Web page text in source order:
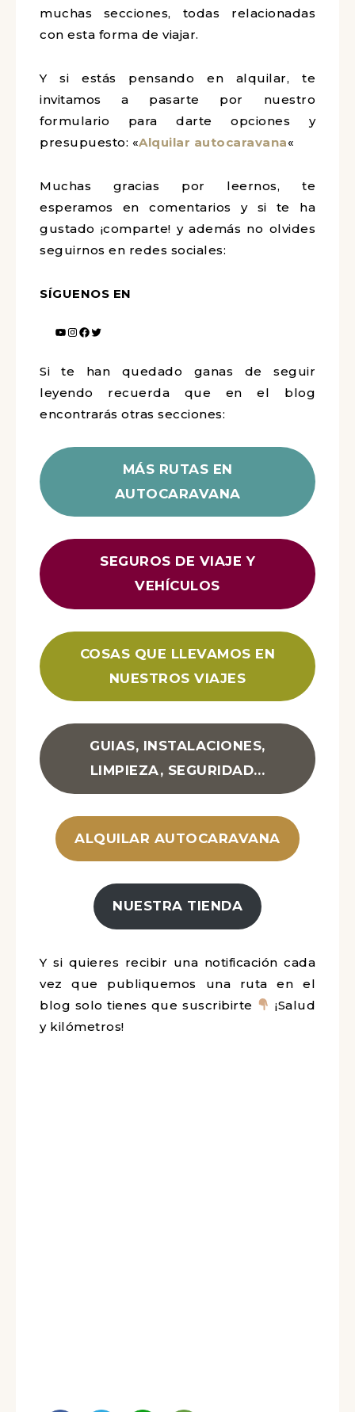
muchas secciones, todas relacionadas
con esta forma de viajar.
Y si estás pensando en alquilar, te
invitamos a pasarte por nuestro
formulario para darte opciones y
presupuesto: «Alquilar autocaravana«
Muchas gracias por leernos, te
esperamos en comentarios y si te ha
gustado ¡comparte! y además no olvides
seguirnos en redes sociales:
SÍGUENOS EN
Si te han quedado ganas de seguir
leyendo recuerda que en el blog
encontrarás otras secciones:
MÁS RUTAS EN
AUTOCARAVANA
SEGUROS DE VIAJE Y
VEHÍCULOS
COSAS QUE LLEVAMOS EN
NUESTROS VIAJES
GUIAS, INSTALACIONES,
LIMPIEZA, SEGURIDAD…
ALQUILAR AUTOCARAVANA
NUESTRA TIENDA
Y si quieres recibir una notificación cada
vez que publiquemos una ruta en el
blog solo tienes que suscribirte
¡Salud
y kilómetros!